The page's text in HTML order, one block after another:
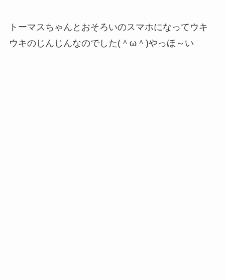
トーマスちゃんとおそろいのスマホになってウキ
ウキのじんじんなのでした(＾ω＾)やっほ～い